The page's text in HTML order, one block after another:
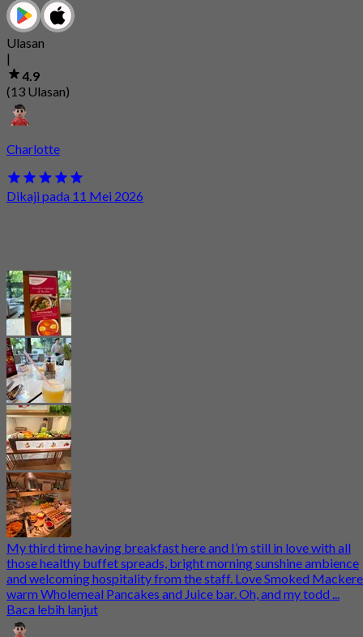
Ulasan
|
4.9
(13 Ulasan)
Charlotte
Dikaji pada 11 Mei 2026
My third time having breakfast here and I’m still in love with all
those healthy buffet spreads, bright morning sunshine ambience
and welcoming hospitality from the staff. Love Smoked
warm Wholemeal Pancakes and Juice bar. Oh, and my todd ...
Baca lebih lanjut